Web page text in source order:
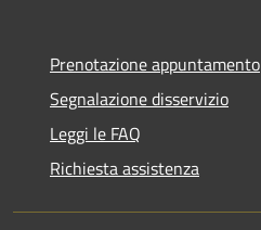
Prenotazione appuntamento
Segnalazione disservizio
Leggi le FAQ
Richiesta assistenza